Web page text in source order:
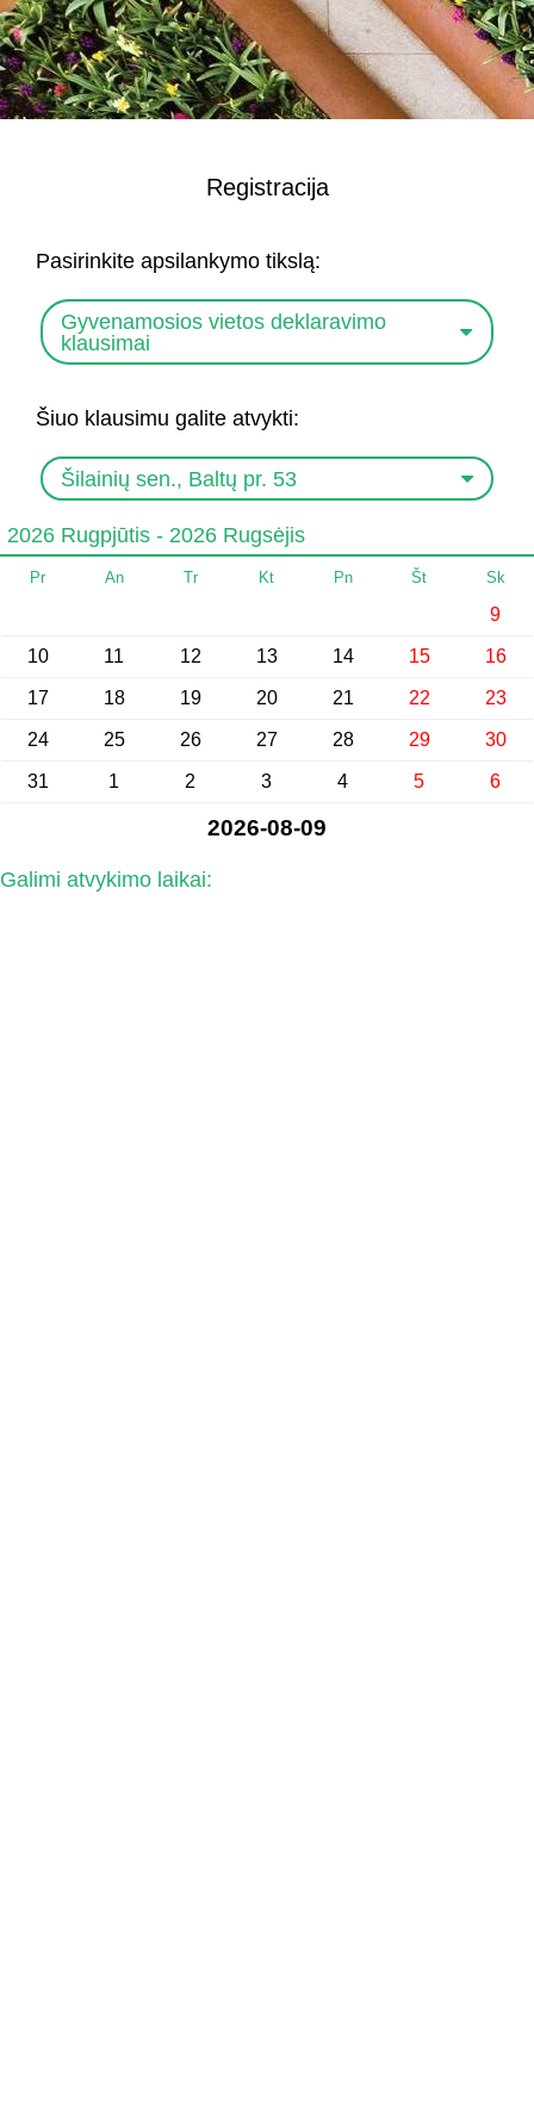
Registracija
Pasirinkite apsilankymo tikslą:
Gyvenamosios vietos deklaravimo
klausimai
Šiuo klausimu galite atvykti:
Šilainių sen., Baltų pr. 53
2026 Rugpjūtis - 2026 Rugsėjis
Pr An Tr Kt Pn Št Sk
9
10 11 12 13 14 15 16
17 18 19 20 21 22 23
24 25 26 27 28 29 30
31 1 2 3 4 5 6
2026-08-09
Galimi atvykimo laikai: